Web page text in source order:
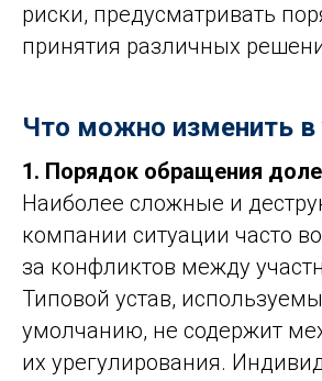
риски, предусматривать
принятия различных
Что можно изменить в
1. Порядок обращения
Наиболее сложные и
компании ситуации часто
за конфликтов между
Типовой устав,
умолчанию, не содержит
их урегулирования.